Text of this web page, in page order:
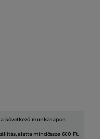
következő munkanapon
alatta mindössze 600 Ft.